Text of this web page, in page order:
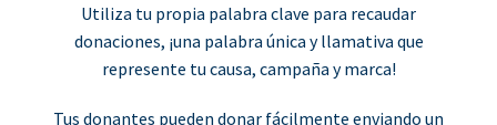
Utiliza tu propia palabra clave para recaudar
donaciones, ¡una palabra única y llamativa que
represente tu causa, campaña y marca!
Tus donantes pueden donar fácilmente enviando un